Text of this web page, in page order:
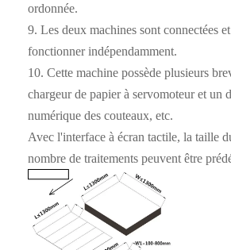
ordonnée.
9. Les deux machines sont connectées
fonctionner indépendamment.
10. Cette machine possède plusieurs
chargeur de papier à servomoteur et un
numérique des couteaux, etc.
Avec l'interface à écran tactile, la taille
nombre de traitements peuvent être